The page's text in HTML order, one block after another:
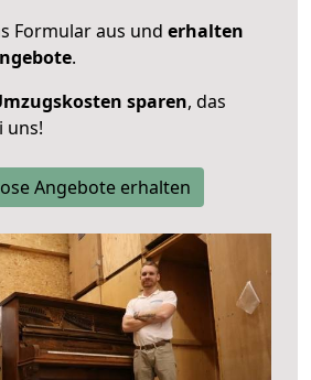
Formular aus und erhalten
.
sparen, das
uns!
Angebote erhalten